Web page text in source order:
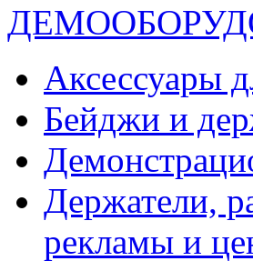
Аксессуары
Бейджи и
Держатели,
рекламы и